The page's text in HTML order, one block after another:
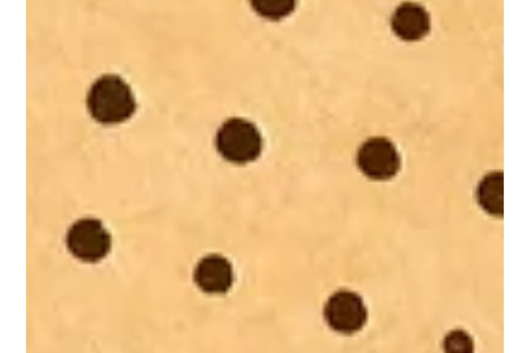
す。 一点のみで新規デザインの制作はお受けできません。新規
デザインでのご依頼の場合は10点以上または一定以上の金額の
です。「純粋美術」となりますので改変等されないようお願い
いたします。 その他 都度ご相談となります。